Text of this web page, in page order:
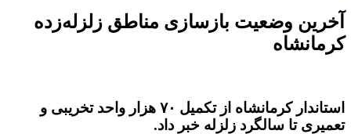
آخرین وضعیت بازسازی مناطق زلزله‌زده
کرمانشاه
استاندار کرمانشاه از تکمیل ۷۰ هزار واحد تخریبی و
تعمیری تا سالگرد زلزله خبر داد.